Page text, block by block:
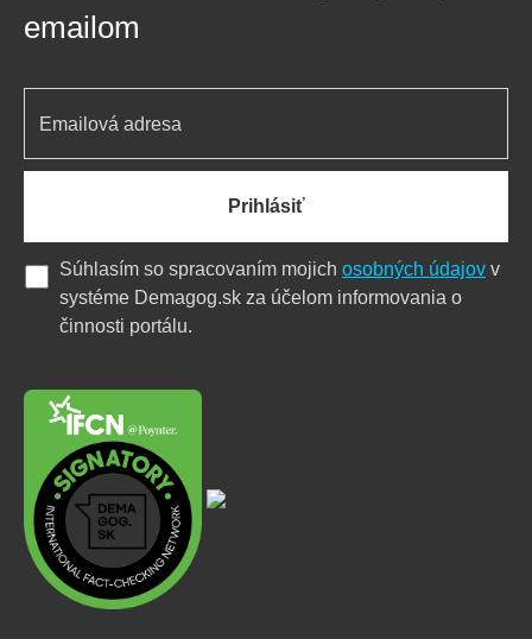
emailom
Prihlásiť
Súhlasím so spracovaním mojich osobných údajov v
systéme Demagog.sk za účelom informovania o
činnosti portálu.